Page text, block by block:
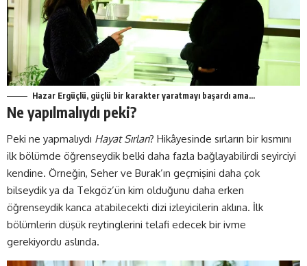
Hazar Ergüçlü, güçlü bir karakter yaratmayı başardı ama…
Ne yapılmalıydı peki?
Peki ne yapmalıydı Hayat Sırları? Hikâyesinde sırların bir kısmını
ilk bölümde öğrenseydik belki daha fazla bağlayabilirdi seyirciyi
kendine. Örneğin, Seher ve Burak’ın geçmişini daha çok
bilseydik ya da Tekgöz’ün kim olduğunu daha erken
öğrenseydik kanca atabilecekti dizi izleyicilerin aklına. İlk
bölümlerin düşük reytinglerini telafi edecek bir ivme
gerekiyordu aslında.